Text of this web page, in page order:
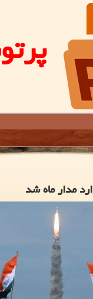
مدار ماه شد